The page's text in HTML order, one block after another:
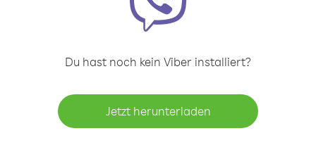
Du hast noch kein Viber installiert?
Jetzt herunterladen